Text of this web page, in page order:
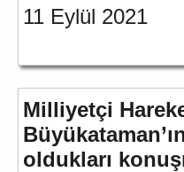
11 Eylül 2021
Milliyetçi
oldukları